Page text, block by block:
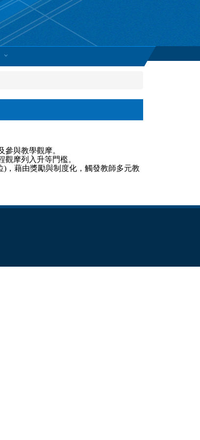
與教學觀摩。
摩列入升等門檻。
)，藉由獎勵與制度化，觸發教師多元教